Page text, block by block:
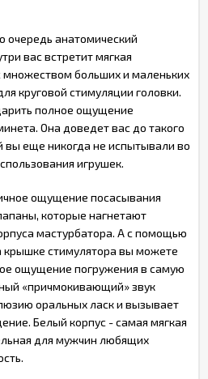
очередь анатомический
вас встретит мягкая
множеством больших и маленьких
круговой стимуляции головки.
полное ощущение
Она доведет вас до такого
вы еще никогда не испытывали во
игрушек.
ощущение посасывания
которые нагнетают
мастурбатора. А с помощью
крышке стимулятора вы можете
ощущение погружения в самую
«причмокивающий» звук
оральных ласк и вызывает
Белый корпус - самая мягкая
для мужчин любящих